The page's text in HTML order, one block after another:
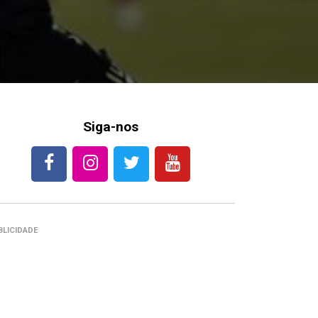
Siga-nos